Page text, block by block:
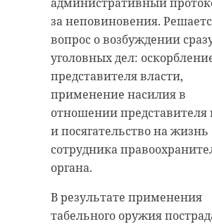
за неповиновения.
вопрос о возбуждении
уголовных дел:
представителя власти,
применение насилия в
отношении представителя
и посягательство на жизнь
сотрудника
органа.
В результате применения
табельного оружия
Поделиться статьей:
выходящие за пределы
традиционных
Например, в картине Ильи
Репина "Запорожцы пишут
письмо турецкому султану"
акцент сделан на
выразительность речевой
коммуникации,
жестами, мимикой,
служит триггером, который